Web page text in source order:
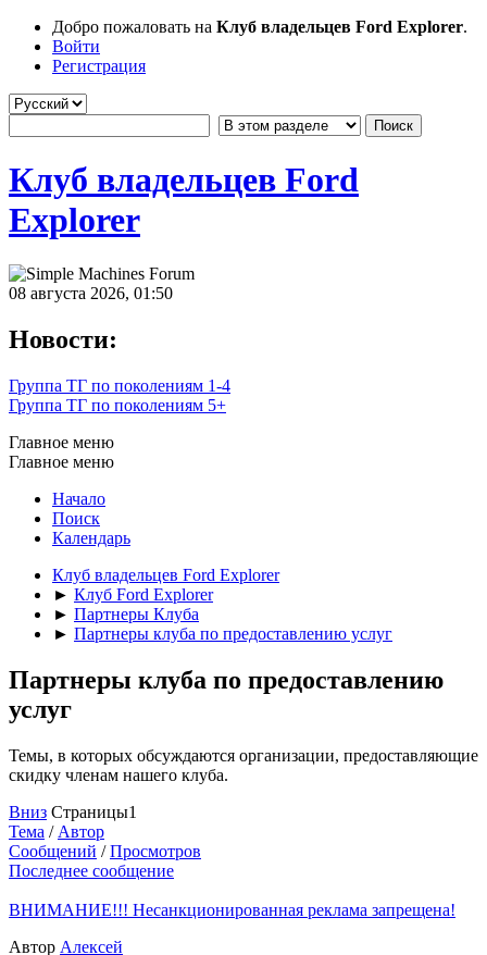
Добро пожаловать на Клуб владельцев Ford Explorer.
Войти
Регистрация
Клуб владельцев Ford
Explorer
08 августа 2026, 01:50
Новости:
Группа ТГ по поколениям 1-4
Группа ТГ по поколениям 5+
Главное меню
Главное меню
Начало
Поиск
Календарь
Клуб владельцев Ford Explorer
► Клуб Ford Explorer
► Партнеры Клуба
► Партнеры клуба по предоставлению услуг
Партнеры клуба по предоставлению
услуг
Темы, в которых обсуждаются организации, предоставляющие
скидку членам нашего клуба.
Вниз Страницы1
Тема / Автор
Сообщений /Просмотров
Последнее сообщение
ВНИМАНИЕ!!! Несанкционированная реклама запрещена!
Автор Алексей